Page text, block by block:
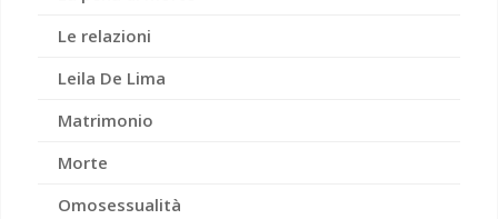
Le relazioni
Leila De Lima
Matrimonio
Morte
Omosessualità